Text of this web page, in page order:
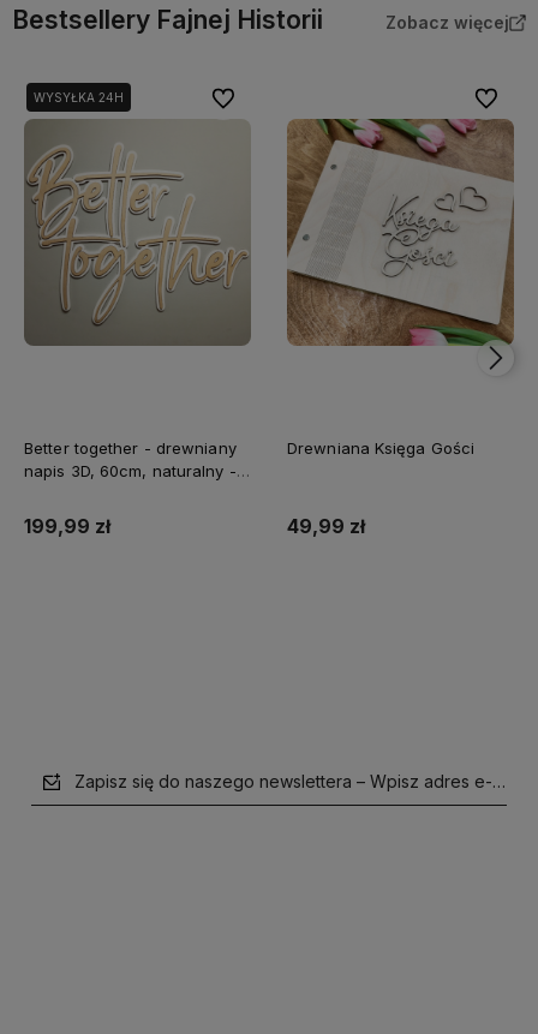
Bestsellery Fajnej Historii Zobacz więcej
WYSYŁKA 24H
Better together - drewniany
napis 3D, 60cm, naturalny -
199,99 zł
Do ulubionych
Drewniana Księga Gości
49,99 zł
Do
Zapisz się do naszego newslettera – Wpisz adres e-mail